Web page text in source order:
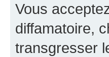
Vous
diffamatoire,
transgresser